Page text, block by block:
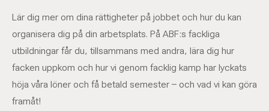
Lär dig mer om dina rättigheter på jobbet och hur du kan
organisera dig på din arbetsplats. På ABF:s fackliga
utbildningar får du, tillsammans med andra, lära dig hur
facken uppkom och hur vi genom facklig kamp har lyckats
höja våra löner och få betald semester – och vad vi kan göra
framåt!